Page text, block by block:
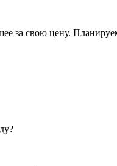
за свою цену.